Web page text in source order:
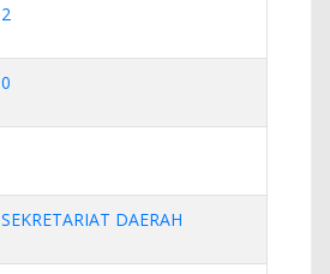
2
0
SEKRETARIAT DAERAH